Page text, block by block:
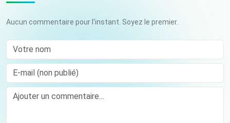
Aucun commentaire pour l'instant. Soyez le premier.
Votre nom
E-mail (non publié)
Comment